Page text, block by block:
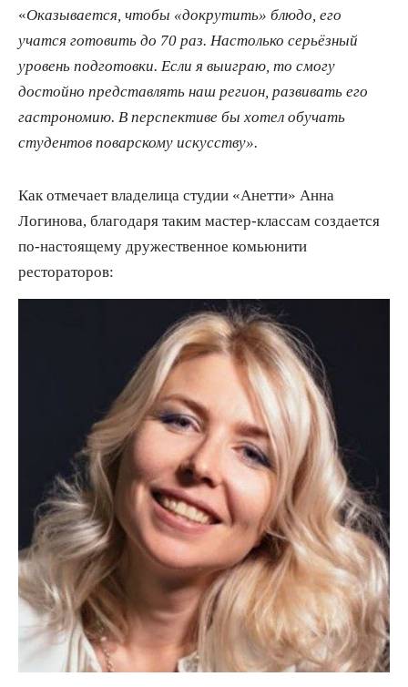
«Оказывается, чтобы «докрутить» блюдо, его
учатся готовить до 70 раз. Настолько серьёзный
уровень подготовки. Если я выиграю, то смогу
достойно представлять наш регион, развивать его
гастрономию. В перспективе бы хотел обучать
студентов поварскому искусству».
Как отмечает владелица студии «Анетти» Анна
Логинова, благодаря таким мастер-классам создается
по-настоящему дружественное комьюнити
рестораторов: